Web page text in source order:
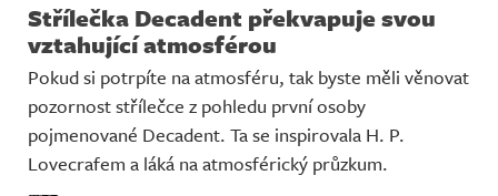
Střílečka Decadent překvapuje svou
vztahující atmosférou
Pokud si potrpíte na atmosféru, tak byste měli věnovat
pozornost střílečce z pohledu první osoby
pojmenované Decadent. Ta se inspirovala H. P.
Lovecrafem a láká na atmosférický průzkum.